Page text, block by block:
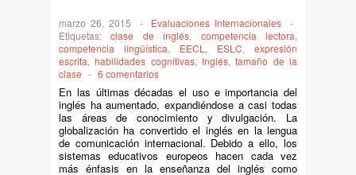
marzo 26, 2015 - Evaluaciones Internacionales
-
Etiquetas:clase de inglés, competencia lectora,
competencia lingüística, EECL , ESLC, expresión
escrita,habilidades cognitivas, Inglés,tamaño de la
clase - 6 comentarios
En las últimas décadas el uso e importancia del
inglés ha aumentado, expandiéndose a casi todas
las áreas de conocimiento y divulgación. La
globalización ha convertido el inglés en la lengua
de comunicación internacional. Debido a ello, los
sistemas educativos europeos hacen cada vez
más énfasis en la enseñanza del inglés como